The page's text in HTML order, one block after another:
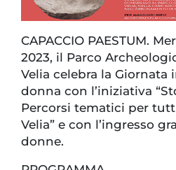
CAPACCIO PAESTUM.
2023, il Parco
Velia celebra la Giornata
donna con l’iniziativa
Percorsi tematici per
Velia” e con l’ingresso
donne.